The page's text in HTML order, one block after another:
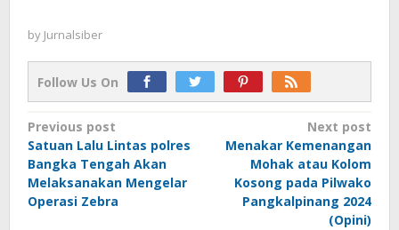
by Jurnalsiber
Follow Us On
Post
navigation
Previous post
Satuan Lalu Lintas polres
Bangka Tengah Akan
Melaksanakan Mengelar
Operasi Zebra
Next post
Menakar Kemenangan
Mohak atau Kolom
Kosong pada Pilwako
Pangkalpinang 2024
(Opini)